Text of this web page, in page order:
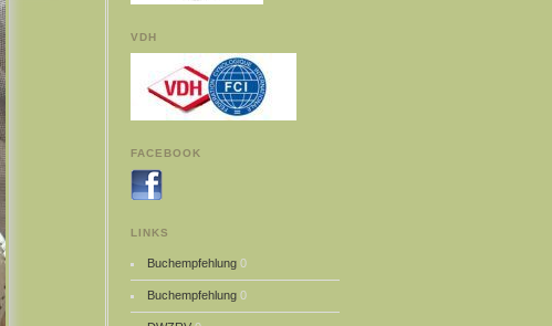
VDH
FACEBOOK
LINKS
Buchempfehlung0
Buchempfehlung0